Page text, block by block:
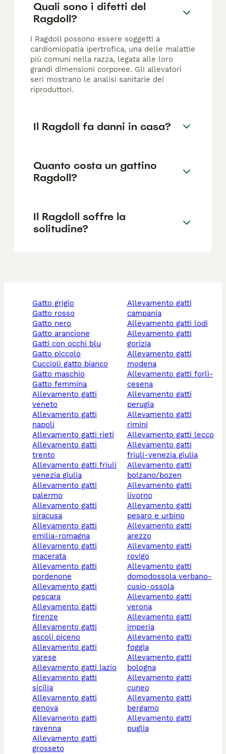
Quali sono i difetti del
Ragdoll?
I Ragdoll possono essere soggetti a
cardiomiopatia ipertrofica, una delle malattie
più comuni nella razza, legata alle loro
grandi dimensioni corporee. Gli allevatori
seri mostrano le analisi sanitarie dei
riproduttori.
Il Ragdoll fa danni in casa?
Quanto costa un gattino
Ragdoll?
Il Ragdoll soffre la
solitudine?
gatto grigio
gatto rosso
gatto nero
gatto arancione
gatti con occhi blu
gatto piccolo
cuccioli gatto bianco
gatto maschio
gatto femmina
allevamento gatti
veneto
allevamento gatti
napoli
allevamento gatti rieti
allevamento gatti
trento
allevamento gatti friuli
venezia giulia
allevamento gatti
palermo
allevamento gatti
siracusa
allevamento gatti
emilia-romagna
allevamento gatti
macerata
allevamento gatti
pordenone
allevamento gatti
pescara
allevamento gatti
firenze
allevamento gatti
ascoli piceno
allevamento gatti
varese
allevamento gatti lazio
allevamento gatti
sicilia
allevamento gatti
genova
allevamento gatti
ravenna
allevamento gatti
grosseto
allevamento gatti
campania
allevamento gatti lodi
allevamento gatti
gorizia
allevamento gatti
modena
allevamento gatti forlì-
cesena
allevamento gatti
perugia
allevamento gatti
rimini
allevamento gatti lecco
allevamento gatti
friuli-venezia giulia
allevamento gatti
bolzano/bozen
allevamento gatti
livorno
allevamento gatti
pesaro e urbino
allevamento gatti
arezzo
allevamento gatti
rovigo
allevamento gatti
domodossola verbano-
cusio-ossola
allevamento gatti
verona
allevamento gatti
imperia
allevamento gatti
foggia
allevamento gatti
bologna
allevamento gatti
cuneo
allevamento gatti
bergamo
allevamento gatti
puglia